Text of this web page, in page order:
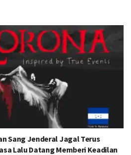
Sang Jenderal Jagal Terus
Lalu Datang Memberi Keadilan